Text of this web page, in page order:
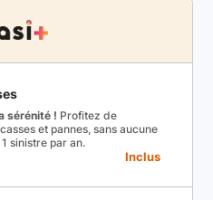
sérénité ! Profitez de
et pannes, sans aucune
sinistre par an.
Inclus